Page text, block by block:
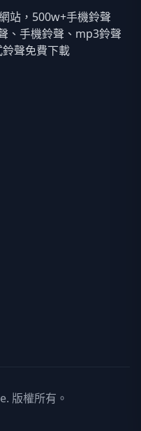
站，500w+手機鈴聲
、手機鈴聲、mp3鈴聲
聲免費下載
版權所有。